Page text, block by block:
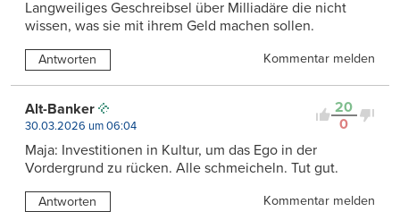
Langweiliges Geschreibsel über Milliadäre die nicht
wissen, was sie mit ihrem Geld machen sollen.
Antworten Kommentar melden
20
0
Alt-Banker
30.03.2026 um 06:04
Maja: Investitionen in Kultur, um das Ego in der
Vordergrund zu rücken. Alle schmeicheln. Tut gut.
Antworten Kommentar melden